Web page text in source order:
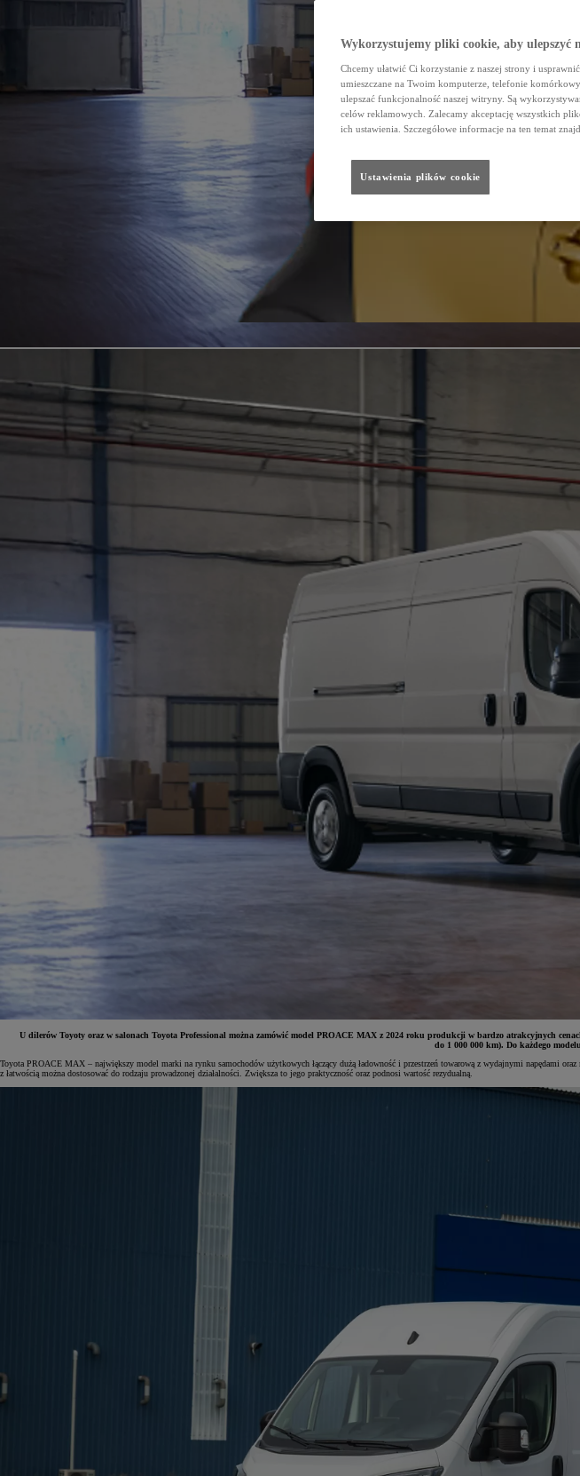
Od81 900 zł
U dilerów Toyoty oraz w salonach Toyota Professional można zamówić model PROACE MAX z 2024 roku produkcji w bardzo atrakcyjnych
do 1 000 000 km). Do każdego
Toyota PROACE MAX – największy model marki na rynku samochodów użytkowych łączący dużą ładowność i przestrzeń towarową z wydajnymi napędami
z łatwością można dostosować do rodzaju prowadzonej działalności. Zwiększa to jego praktyczność oraz podnosi wartość rezydualną.
Wykorzystujemy pliki cookie, aby ulepszyć
Chcemy ułatwić Ci korzystanie z naszej strony i
umieszczane na Twoim komputerze, telefonie
ulepszać funkcjonalność naszej witryny. Są
celów reklamowych. Zalecamy akceptację wszystkich
ich ustawienia. Szczegółowe informacje na ten temat
Ustawienia plików cookie